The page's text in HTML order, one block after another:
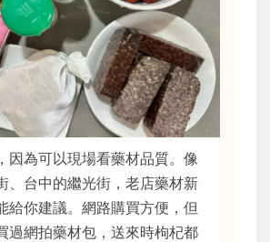
因為可以現場看藥材品質。像
、台中的繼光街，老店藥材新
給你建議。網路購買方便，但
過網拍藥材包，送來時枸杞都